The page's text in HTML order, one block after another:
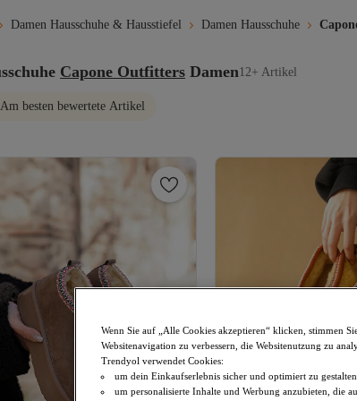
Damen Hausschuhe & Hausstiefel Damen Hausschuhe
Capone Outfitters Damen12+ Artikel
Am besten bewertete Artikel
Wenn Sie auf „Alle Cookies akzeptieren“ klicken, stimmen
Websitenavigation zu verbessern, die Websitenutzung zu
Trendyol verwendet Cookies:
um dein Einkaufserlebnis sicher und optimiert zu gestalten.
um personalisierte Inhalte und Werbung anzubieten, die